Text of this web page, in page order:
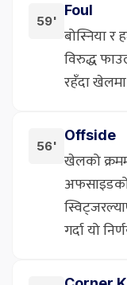
59'
Foul
बोस्निया र
विरुद्ध
रहँदा
56'
Offside
खेलको
अफसाइडको
गर्दा यो